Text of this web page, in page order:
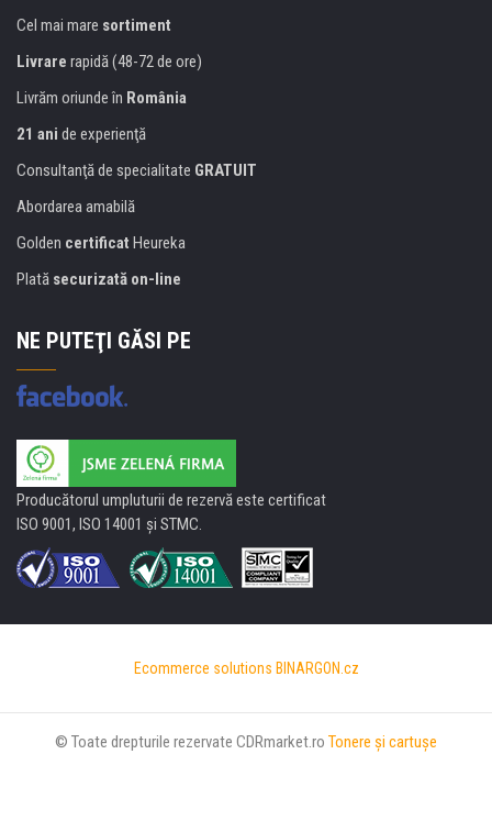
Cel mai mare sortiment
Livrare rapidă (48-72 de ore)
Livrăm oriunde în România
21 ani de experienţă
Consultanţă de specialitate GRATUIT
Abordarea amabilă
Golden certificat Heureka
Plată securizată on-line
NE PUTEŢI GĂSI PE
Producătorul umpluturii de rezervă este certificat
ISO 9001, ISO 14001 şi STMC.
Ecommerce solutions BINARGON.cz
© Toate drepturile rezervate CDRmarket.ro Tonere şi cartuşe